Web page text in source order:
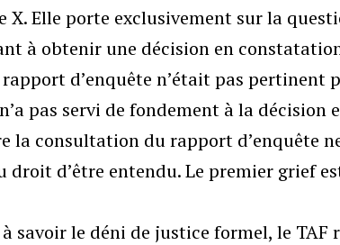
X. Elle porte exclusivement sur la
à obtenir une décision en
d’enquête n’était pas pertinent
pas servi de fondement à la décision
la consultation du rapport d’enquête
d’être entendu. Le premier grief
savoir le déni de justice formel, le TAF